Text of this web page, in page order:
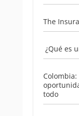
The
¿Qué es
todo